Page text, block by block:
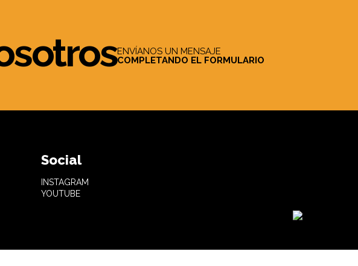
ENVÍANOS UN MENSAJE
COMPLETANDO EL FORMULARIO
Social
INSTAGRAM
YOUTUBE